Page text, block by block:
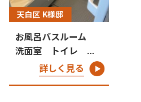
天白区 K様邸
お風呂バスルーム
洗面室 トイレ ...
詳しく見る